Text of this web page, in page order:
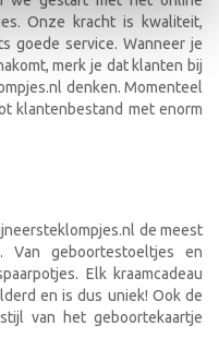
Onze kracht is kwaliteit,
goede service. Wanneer je
merk je dat klanten bij
denken. Momenteel
klantenbestand met enorm
de meest
Van geboortestoeltjes en
Elk kraamcadeau
en is dus uniek! Ook de
van het geboortekaartje